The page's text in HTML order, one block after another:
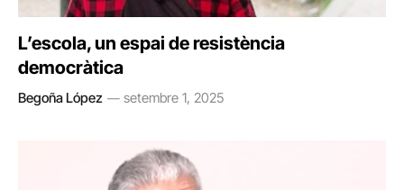
L’escola, un espai de resistència
democràtica
Begoña López setembre 1, 2025